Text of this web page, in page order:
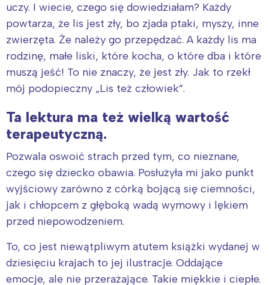
uczy. I wiecie, czego się dowiedziałam? Każdy
powtarza, że lis jest zły, bo zjada ptaki, myszy, inne
zwierzęta. Że należy go przepędzać. A każdy lis ma
rodzinę, małe liski, które kocha, o które dba i które
muszą jeść! To nie znaczy, że jest zły. Jak to rzekł
mój podopieczny „Lis też człowiek”.
Ta lektura ma też wielką wartość
terapeutyczną.
Pozwala oswoić strach przed tym, co nieznane,
czego się dziecko obawia. Posłużyła mi jako punkt
wyjściowy zarówno z córką bojącą się ciemności,
jak i chłopcem z głęboką wadą wymowy i lękiem
przed niepowodzeniem.
To, co jest niewątpliwym atutem książki wydanej w
dziesięciu krajach to jej ilustracje. Oddające
emocje, ale nie przerażające. Takie miękkie i ciepłe.